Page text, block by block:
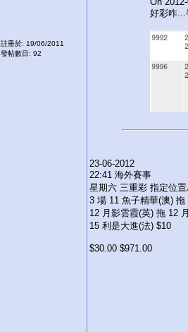
註冊於: 19/06/2011
發帖數目: 92
好彩咋...
23-06-2012
22:41 海外賽事
星期六 三重彩 指定位
3 場 11 魚子精華(澳)
12 月影雲霞(英) 拖 12
15 利是大進(法) $10
$30.00 $971.00